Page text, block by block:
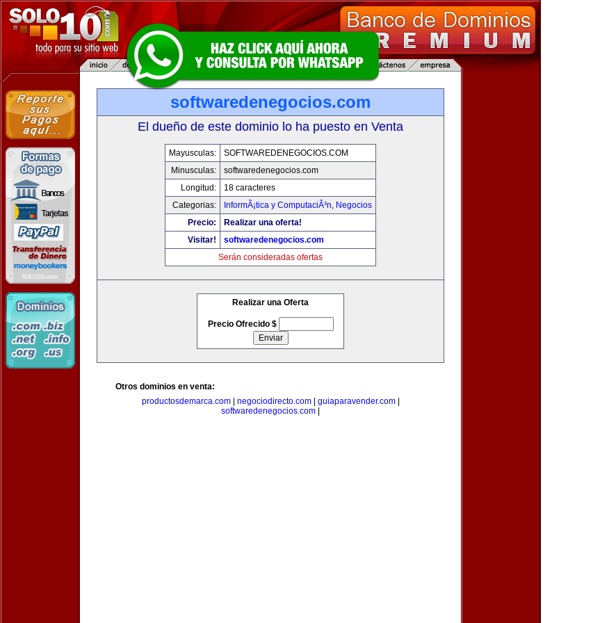
softwaredenegocios.com
El dueño de este dominio lo ha puesto en Venta
Mayusculas:
SOFTWAREDENEGOCIOS.COM
Minusculas:
softwaredenegocios.com
Longitud:
18 caracteres
Categorias:
InformÃ¡tica y ComputaciÃ³n, Negocios
Precio:
Realizar una oferta!
Visitar!
softwaredenegocios.com
Serán consideradas ofertas
Realizar una Oferta
Precio Ofrecido $
Otros dominios en venta:
productosdemarca.com| negociodirecto.com| guiaparavender.com|
softwaredenegocios.com